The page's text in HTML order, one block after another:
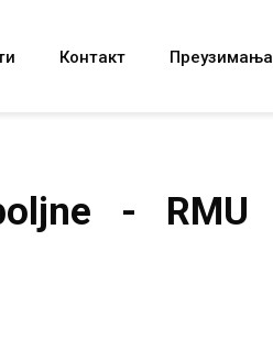
Контакт Преузимања
- RMU